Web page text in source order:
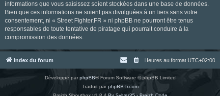
informations que vous saisissez soient stockées dans une base de données.
Bien que ces informations ne soient pas divulguées à un tiers sans votre
consentement, ni « Street Fighter.FR » ni phpBB ne pourront être tenus
responsables de toute tentative de piratage qui pourrait conduire à la
compromission des données.
Index du forum Heures au format UTC+02:00
Développé parphpBB® Forum Software © phpBB Limited
Traduit parphpBB-fr.com